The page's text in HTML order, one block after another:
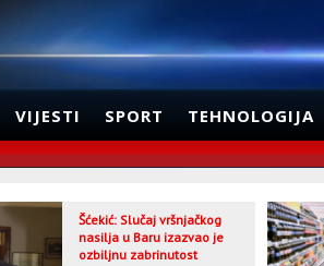
VIJESTI SPORT TEHNOLOGIJA
Šćekić: Slučaj vršnjačkog
nasilja u Baru izazvao je
ozbiljnu zabrinutost